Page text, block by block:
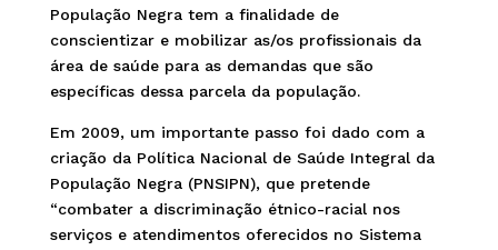
População Negra tem a finalidade de
conscientizar e mobilizar as/os profissionais da
área de saúde para as demandas que são
específicas dessa parcela da população.
Em 2009, um importante passo foi dado com a
criação da Política Nacional de Saúde Integral da
População Negra (PNSIPN), que pretende
“combater a discriminação étnico-racial nos
serviços e atendimentos oferecidos no Sistema